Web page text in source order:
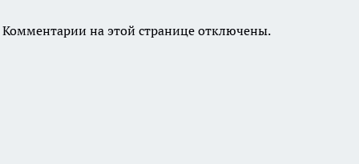
Комментарии на этой странице отключены.